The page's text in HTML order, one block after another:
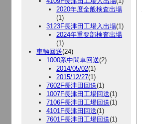
2020年度全般検査出場
(1)
3123F長津田工場入出場(1)
2024年重要部検査出場
(1)
車輛回送(24)
1000系中間車回送(2)
2014/05/02(1)
2015/12/27(1)
7602F長津田回送(1)
1007F長津田工場回送(1)
7106F長津田工場回送(1)
4101F長津田回送(1)
7601F長津田工場回送(1)